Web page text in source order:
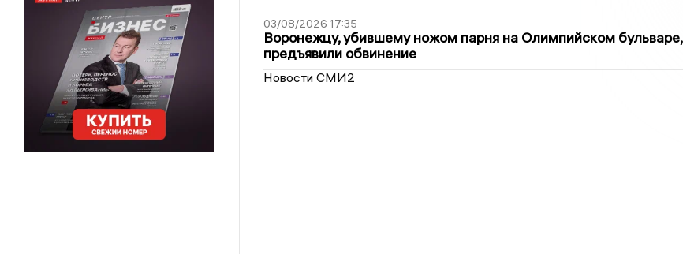
03/08/2026 17:35
Воронежцу, убившему ножом парня на Олимпийском бульваре,
предъявили обвинение
Новости СМИ2